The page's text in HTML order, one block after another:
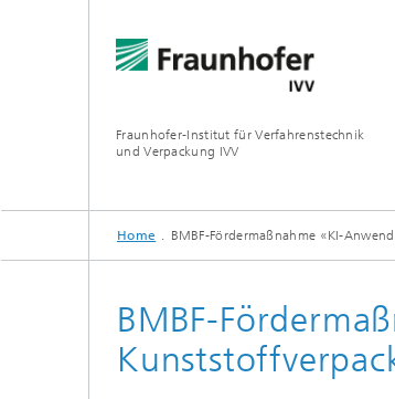
Fraunhofer-Institut für Verfahrenstechnik
und Verpackung IVV
LEBENSMITTEL
VERPACKUNG
PRODUKTWIRKUNG
VERARBEITUNGSMASCHINEN
Home BMBF-Fördermaßnahme «KI-
BMBF-